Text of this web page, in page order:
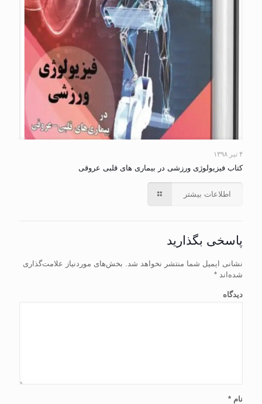
۴ تیر ۱۳۹۸
کتاب فیزیولوژی ورزشی در بیماری های قلبی عروقی
اطلاعات بیشتر
پاسخی بگذارید
نشانی ایمیل شما منتشر نخواهد شد.
بخش‌های موردنیاز علامت‌گذاری
شده‌اند *
دیدگاه
نام *